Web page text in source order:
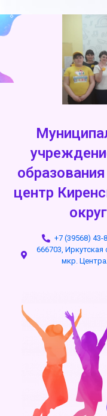
центр
+7 (39568) 43-
666703, Иркутская
мкр.